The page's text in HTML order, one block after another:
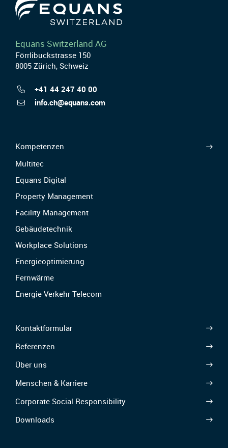
Equans Switzerland AG
Förrlibuckstrasse 150
8005 Zürich, Schweiz
+41 44 247 40 00
info.ch@equans.com
Kompetenzen
Multitec
Equans Digital
Property Management
Facility Management
Gebäudetechnik
Workplace Solutions
Energieoptimierung
Fernwärme
Energie Verkehr Telecom
Kontaktformular
Referenzen
Über uns
Menschen & Karriere
Corporate Social Responsibility
Downloads